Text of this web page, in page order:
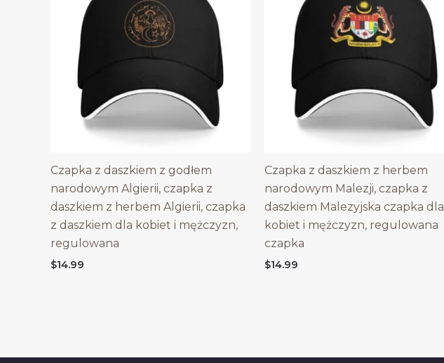
Czapka z daszkiem z godłem
narodowym Algierii, czapka z
daszkiem z herbem Algierii, czapka
z daszkiem dla kobiet i mężczyzn,
regulowana
$14.99
Czapka z daszkiem z herbem
narodowym Malezji, czapka z
daszkiem Malezyjska czapka dla
kobiet i mężczyzn, regulowana
czapka
$14.99